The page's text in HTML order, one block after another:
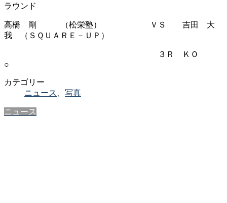
ラウンド
高橋 剛 （松栄塾） ＶＳ 吉田 大
我 （ＳＱＵＡＲＥ－ＵＰ）
３Ｒ ＫＯ
○
カテゴリー
ニュース
写真
ニュース